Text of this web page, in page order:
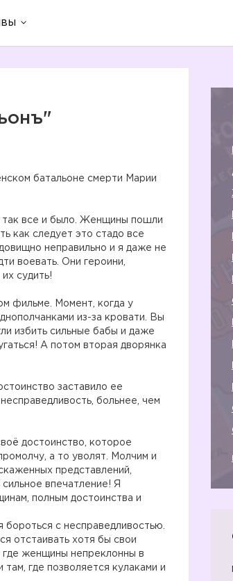
батальоне смерти Марии
так все и было. Женщины пошли
как следует это стадо все
неправильно и я даже не
воевать. Они героини,
судить!
фильме. Момент, когда у
из-за кровати. Вы
избить сильные бабы и даже
А потом вторая дворянка
заставило ее
больнее, чем
достоинство, которое
а то уволят. Молчим и
представлений,
впечатление! Я
полным достоинства и
бороться с несправедливостью.
отстаивать хотя бы свои
женщины непреклонны в
где позволяется кулаками и